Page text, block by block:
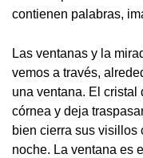
contienen palabras,
Las ventanas y la
vemos a través,
una ventana. El cristal
córnea y deja
bien cierra sus visillos
noche. La ventana es